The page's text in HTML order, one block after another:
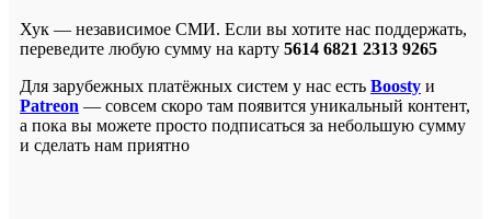
Хук — независимое СМИ. Если вы хотите нас поддержать,
переведите любую сумму на карту 5614 6821 2313 9265
Для зарубежных платёжных систем у нас есть Boosty и
Patreon — совсем скоро там появится уникальный контент,
а пока вы можете просто подписаться за небольшую сумму
и сделать нам приятно